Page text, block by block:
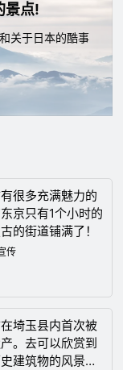
景点!
关于日本的酷事
很多充满魅力的
京只有1个小时的
的街道铺满了！
传
埼玉县内首次被
。去可以欣赏到
建筑物的风景的